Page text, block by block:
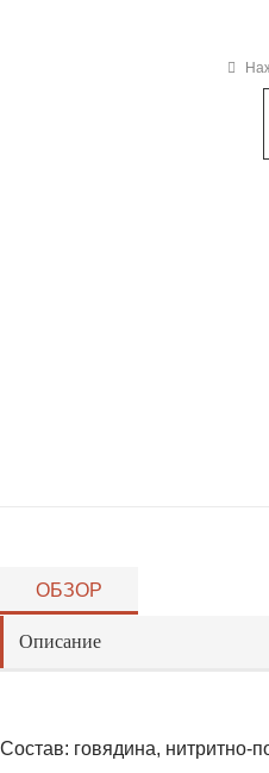
ОБЗОР
Описание
Состав: говядина, нитритно-